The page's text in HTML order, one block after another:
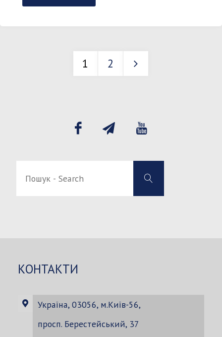
вимірювань"
Пагінація
1 2
Search
Пошук
Search
КОНТАКТИ
Україна, 03056, м.Київ-56,
просп. Берестейський, 37